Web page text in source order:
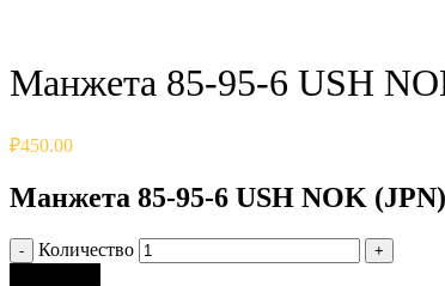
Манжета 85-95-6 USH
₽450.00
Манжета 85-95-6 USH NOK
Количество